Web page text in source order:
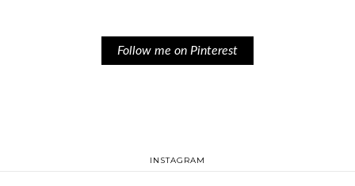
Follow me on Pinterest
INSTAGRAM